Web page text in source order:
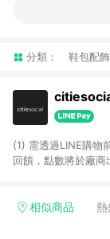
分類： 鞋包配飾
(1) 需透過LINE購物
回饋，點數將於廠商出貨後
相似商品